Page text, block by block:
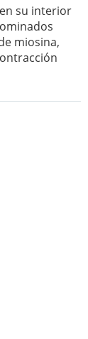
su interior
miosina,